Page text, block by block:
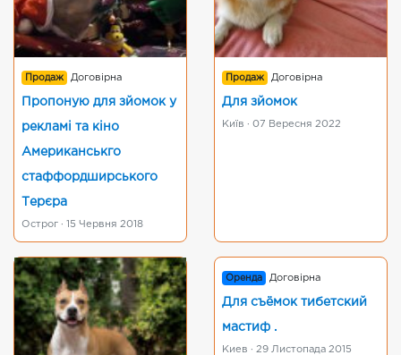
Продаж Договірна
Пропоную для зйомок у
рекламі та кіно
Американськго
стаффордширського
Терєра
Острог · 15 Червня 2018
Продаж Договірна
Для зйомок
Київ · 07 Вересня 2022
Оренда Договірна
Для съёмок тибетский
мастиф .
Киев · 29 Листопада 2015